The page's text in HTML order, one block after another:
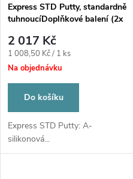
Express STD Putty, standardně
tuhnoucíDoplňkové balení (2x
2 017 Kč
Měrná
cena:
1 008,50 Kč / 1 ks
Na objednávku
Do košíku
Express STD Putty: A-
silikonová...